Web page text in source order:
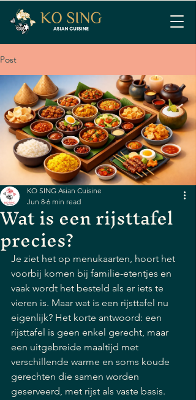
Post
Wat is een rijsttafel
precies?
KO SING Asian Cuisine
Jun 8 6 min read
Je ziet het op menukaarten, hoort het
voorbij komen bij familie-etentjes en
vaak wordt het besteld als er iets te
vieren is. Maar wat is een rijsttafel nu
eigenlijk? Het korte antwoord: een
rijsttafel is geen enkel gerecht, maar
een uitgebreide maaltijd met
verschillende warme en soms koude
gerechten die samen worden
geserveerd, met rijst als vaste basis.